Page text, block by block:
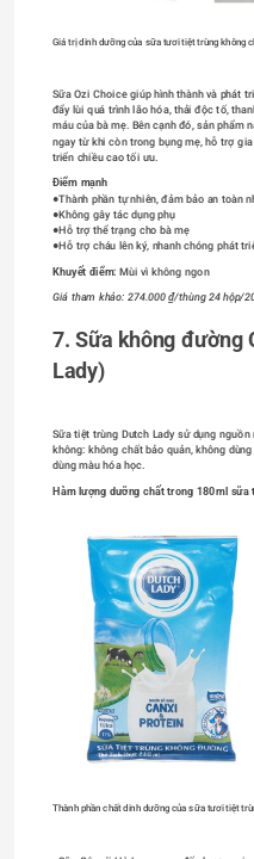
Giá trị dinh dưỡng của sữa tươi tiệt trùng không
Sữa Ozi Choice giúp hình thành và phát
đẩy lùi quá trình lão hóa, thải độc tố,
máu của bà mẹ. Bên cạnh đó, sản phẩm
ngay từ khi còn trong bụng mẹ, hỗ trợ
triển chiều cao tối ưu.
Điểm mạnh
●Thành phần tự nhiên, đảm bảo an toàn
●Không gây tác dụng phụ
●Hỗ trợ thể trạng cho bà mẹ
●Hỗ trợ cháu lên ký, nhanh chóng phát
Khuyết điểm: Mùi vì không ngon
Giá tham khảo: 274.000 ₫/thùng 24 hộp/
7. Sữa không đường
Lady)
Sữa tiệt trùng Dutch Lady sử dụng
không: không chất bảo quản, không
dùng màu hóa học.
Hàm lượng dưỡng chất trong 180ml sữa
Thành phần chất dinh dưỡng của sữa tươi tiệt